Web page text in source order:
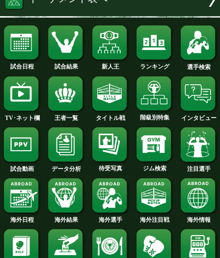
TALE OF THE TAPE
インタビューへ
リュー・チャーウェイ 選手名鑑へ
ライト級+PLUS
トーナメント表へ
試合日程 試合結果 新人王 ランキング